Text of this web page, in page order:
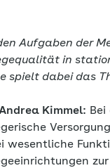
Aufgaben der
in
spielt dabei das
Kimmel:
wesentliche
zur